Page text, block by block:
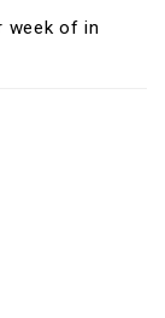
week of in